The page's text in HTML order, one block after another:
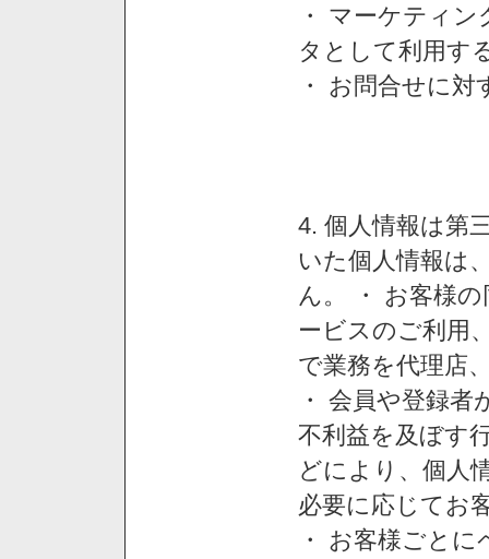
・ マーケティ
タとして利用す
・ お問合せに
4. 個人情報は第
いた個人情報は
ん。 ・ お客様
ービスのご利用
で業務を代理店
・ 会員や登録
不利益を及ぼす
どにより、個人
必要に応じてお
・ お客様ごと